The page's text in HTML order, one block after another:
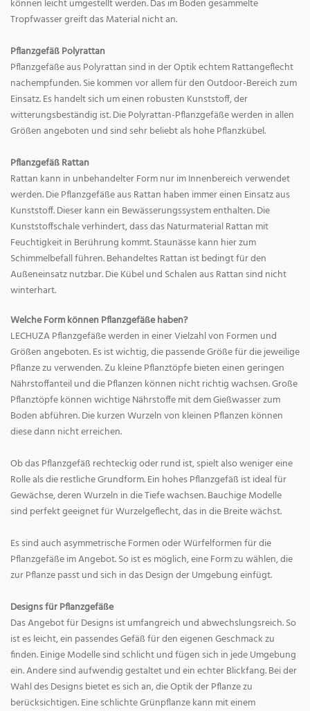
können leicht umgestellt werden. Das im Boden gesammelte
Tropfwasser greift das Material nicht an.
Pflanzgefäß Polyrattan
Pflanzgefäße aus Polyrattan sind in der Optik echtem Rattangeflecht
nachempfunden. Sie kommen vor allem für den Outdoor-Bereich zum
Einsatz. Es handelt sich um einen robusten Kunststoff, der
witterungsbeständig ist. Die Polyrattan-Pflanzgefäße werden in allen
Größen angeboten und sind sehr beliebt als hohe Pflanzkübel.
Pflanzgefäß Rattan
Rattan kann in unbehandelter Form nur im Innenbereich verwendet
werden. Die Pflanzgefäße aus Rattan haben immer einen Einsatz aus
Kunststoff. Dieser kann ein Bewässerungssystem enthalten. Die
Kunststoffschale verhindert, dass das Naturmaterial Rattan mit
Feuchtigkeit in Berührung kommt. Staunässe kann hier zum
Schimmelbefall führen. Behandeltes Rattan ist bedingt für den
Außeneinsatz nutzbar. Die Kübel und Schalen aus Rattan sind nicht
winterhart.
Welche Form können Pflanzgefäße haben?
LECHUZA Pflanzgefäße werden in einer Vielzahl von Formen und
Größen angeboten. Es ist wichtig, die passende Größe für die jeweilige
Pflanze zu verwenden. Zu kleine Pflanztöpfe bieten einen geringen
Nährstoffanteil und die Pflanzen können nicht richtig wachsen. Große
Pflanztöpfe können wichtige Nährstoffe mit dem Gießwasser zum
Boden abführen. Die kurzen Wurzeln von kleinen Pflanzen können
diese dann nicht erreichen.
Ob das Pflanzgefäß rechteckig oder rund ist, spielt also weniger eine
Rolle als die restliche Grundform. Ein hohes Pflanzgefäß ist ideal für
Gewächse, deren Wurzeln in die Tiefe wachsen. Bauchige Modelle
sind perfekt geeignet für Wurzelgeflecht, das in die Breite wächst.
Es sind auch asymmetrische Formen oder Würfelformen für die
Pflanzgefäße im Angebot. So ist es möglich, eine Form zu wählen, die
zur Pflanze passt und sich in das Design der Umgebung einfügt.
Designs für Pflanzgefäße
Das Angebot für Designs ist umfangreich und abwechslungsreich. So
ist es leicht, ein passendes Gefäß für den eigenen Geschmack zu
finden. Einige Modelle sind schlicht und fügen sich in jede Umgebung
ein. Andere sind aufwendig gestaltet und ein echter Blickfang. Bei der
Wahl des Designs bietet es sich an, die Optik der Pflanze zu
berücksichtigen. Eine schlichte Grünpflanze kann mit einem